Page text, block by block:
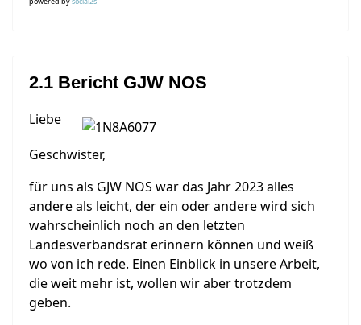
2.1 Bericht GJW NOS
Liebe
Geschwister,
für uns als GJW NOS war das Jahr 2023 alles
andere als leicht, der ein oder andere wird sich
wahrscheinlich noch an den letzten
Landesverbandsrat erinnern können und weiß
wo von ich rede. Einen Einblick in unsere Arbeit,
die weit mehr ist, wollen wir aber trotzdem
geben.